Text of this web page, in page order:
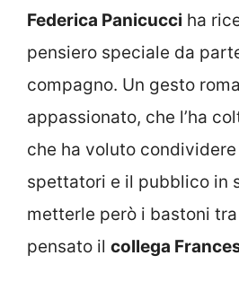
Federica Panicucci ha
pensiero speciale da
compagno. Un gesto
appassionato, che l’ha
che ha voluto
spettatori e il pubblico in
metterle però i bastoni
pensato il collega